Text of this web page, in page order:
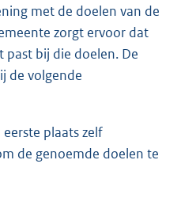
met de doelen van de
zorgt ervoor dat
past bij die doelen. De
de volgende
plaats zelf
de genoemde doelen te